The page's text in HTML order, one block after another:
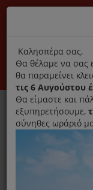
Αποκλειστικά
title
Καλησπέρα σας,
Θα θέλαμε να σας
θα παραμείνει
τις 6 Αυγούστου
Θα είμαστε και
εξυπηρετήσουμε,
σύνηθες ωράριό